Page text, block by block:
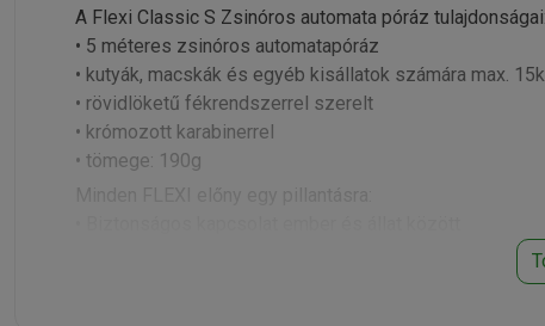
A Flexi Classic S Zsinóros automata póráz tulajdonságai:
• 5 méteres zsinóros automatapóráz
• kutyák, macskák és egyéb kisállatok számára max.
• rövidlöketű fékrendszerrel szerelt
• krómozott karabinerrel
• tömege: 190g